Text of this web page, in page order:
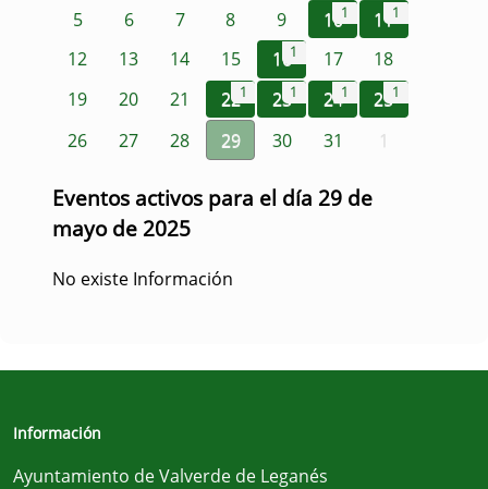
5
6 7 8 9 101 111
12 13 14 15 161 17
18
19
20 21 221 231 241 251
26 27 28 29 30 31 1
Eventos activos para el día 29 de
mayo de 2025
No existe Información
Información
Ayuntamiento de Valverde de Leganés